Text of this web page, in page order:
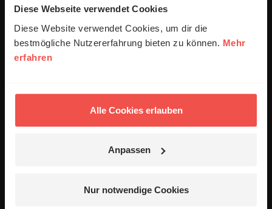
Diese Webseite verwendet Cookies
Diese Website verwendet Cookies, um dir die
bestmögliche Nutzererfahrung bieten zu können. Mehr
erfahren
Alle Cookies erlauben
Anpassen
Nur notwendige Cookies
Verbesserung unseres Online-Angebots
Ihrer Daten an Dritte. Näheres siehe
Datenschutzerklärung .
Veröffentlichung besteht nicht. Bitte beachten Sie beim
Schreiben Ihres Kommentars unsereNetiquette